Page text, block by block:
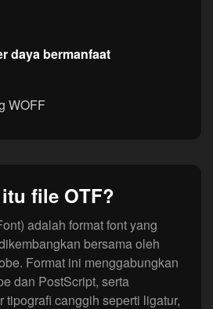
daya bermanfaat
WOFF
file OTF?
adalah format font yang
bersama oleh
Format ini menggabungkan
dan PostScript, serta
tipografi canggih seperti ligatur,